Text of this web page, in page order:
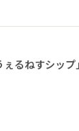
るねすシップ